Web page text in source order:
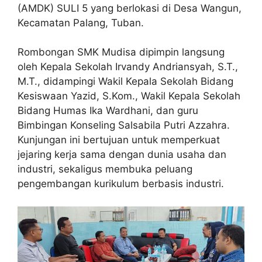
(AMDK) SULI 5 yang berlokasi di Desa Wangun,
Kecamatan Palang, Tuban.
Rombongan SMK Mudisa dipimpin langsung
oleh Kepala Sekolah Irvandy Andriansyah, S.T.,
M.T., didampingi Wakil Kepala Sekolah Bidang
Kesiswaan Yazid, S.Kom., Wakil Kepala Sekolah
Bidang Humas Ika Wardhani, dan guru
Bimbingan Konseling Salsabila Putri Azzahra.
Kunjungan ini bertujuan untuk memperkuat
jejaring kerja sama dengan dunia usaha dan
industri, sekaligus membuka peluang
pengembangan kurikulum berbasis industri.